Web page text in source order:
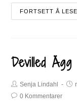
FORTSETT Å LESE
Devilled Ägg
Senja Lindahl
0 Kommentarer